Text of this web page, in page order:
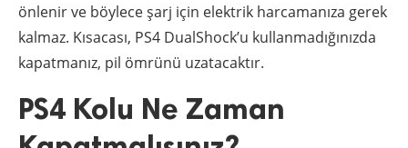
önlenir ve böylece şarj için elektrik harcamanıza gerek
kalmaz. Kısacası, PS4 DualShock’u kullanmadığınızda
kapatmanız, pil ömrünü uzatacaktır.
PS4 Kolu Ne Zaman